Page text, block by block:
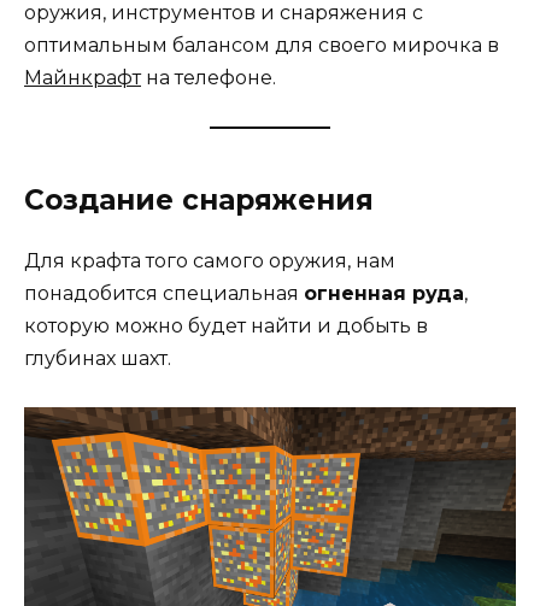
оружия, инструментов и снаряжения с
оптимальным балансом для своего мирочка в
Майнкрафтна телефоне.
Создание снаряжения
Для крафта того самого оружия, нам
понадобится специальная огненная руда,
которую можно будет найти и добыть в
глубинах шахт.